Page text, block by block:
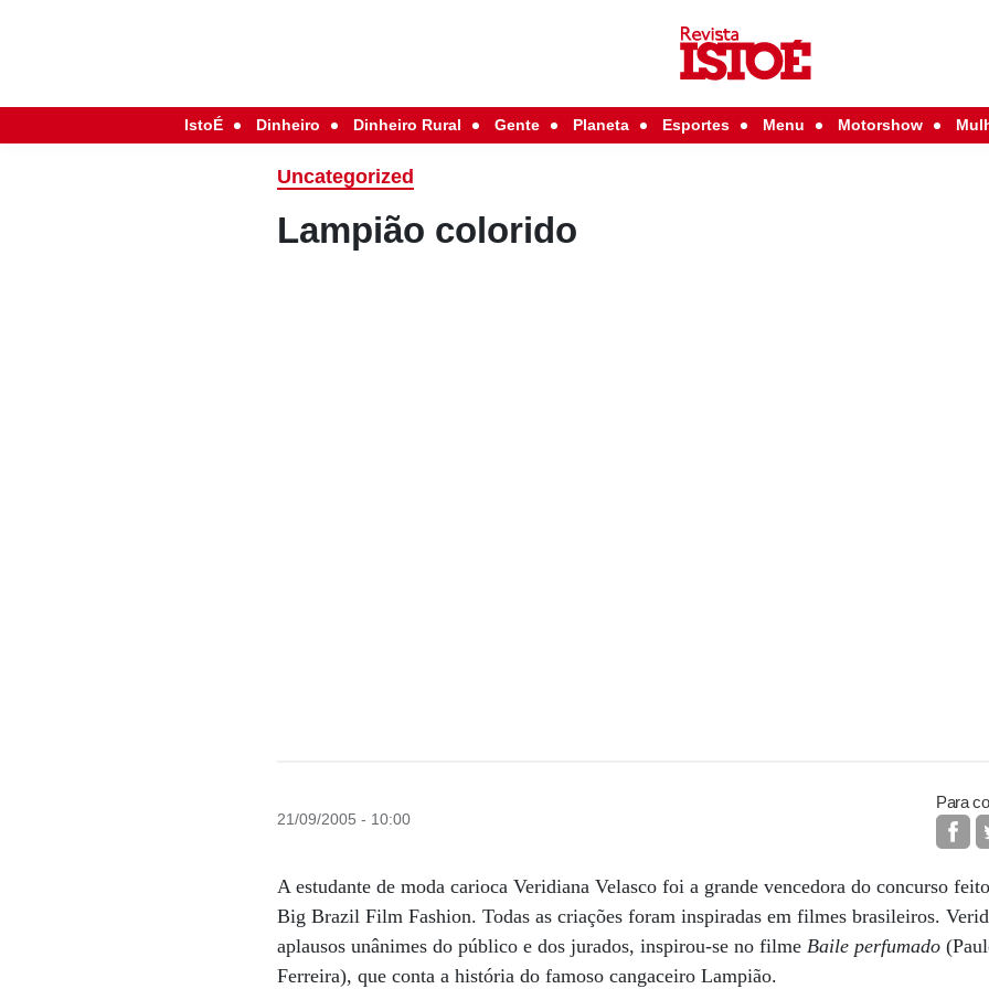
IstoÉ Dinheiro Dinheiro Rural Gente Planeta Esportes Menu Motorshow
Uncategorized
Lampião colorido
21/09/2005 - 10:00
Para
A estudante de moda carioca Veridiana Velasco foi a grande vencedora do concurso
Big Brazil Film Fashion. Todas as criações foram inspiradas em filmes brasileiros.
aplausos unânimes do público e dos jurados, inspirou-se no filmeBaile perfumado
Ferreira), que conta a história do famoso cangaceiro Lampião.